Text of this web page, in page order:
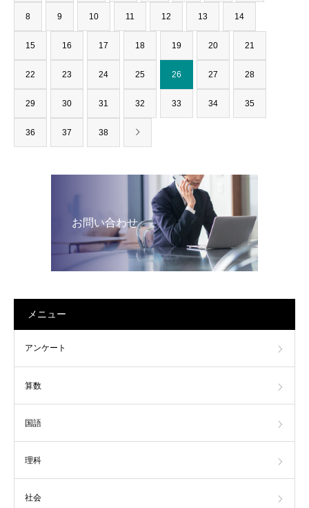
8 9 10 11 12 13 14
15 16 17 18 19 20 21
22 23 24 25 26 27 28
29 30 31 32 33 34 35
36 37 38
お問い合わせ
メニュー
アンケート
算数
国語
理科
社会